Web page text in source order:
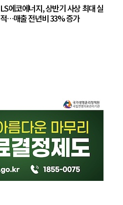
LS에코에너지, 상반기 사상 최대 실
적…매출 전년비 33% 증가